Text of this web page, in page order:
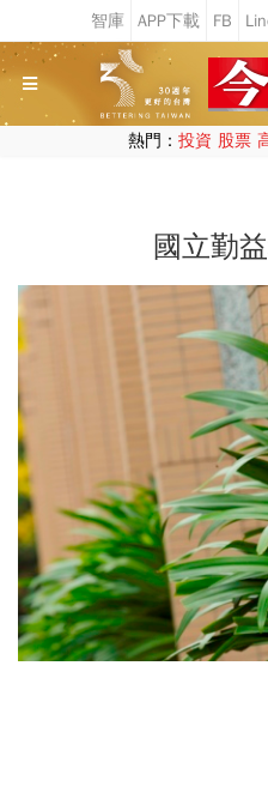
熱門： 投資 股票
國立勤